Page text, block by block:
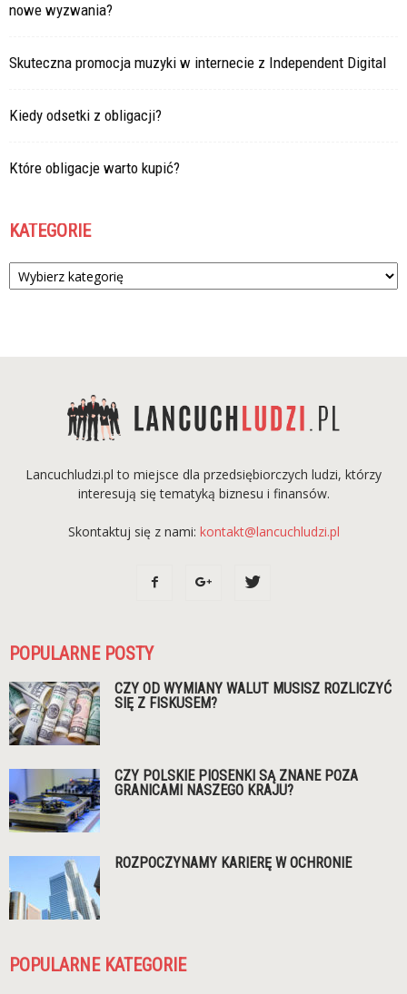
nowe wyzwania?
Skuteczna promocja muzyki w internecie z Independent Digital
Kiedy odsetki z obligacji?
Które obligacje warto kupić?
KATEGORIE
Kategorie
Lancuchludzi.pl to miejsce dla przedsiębiorczych ludzi, którzy
interesują się tematyką biznesu i finansów.
Skontaktuj się z nami: kontakt@lancuchludzi.pl
POPULARNE POSTY
CZY OD WYMIANY WALUT MUSISZ ROZLICZYĆ
SIĘ Z FISKUSEM?
CZY POLSKIE PIOSENKI SĄ ZNANE POZA
GRANICAMI NASZEGO KRAJU?
ROZPOCZYNAMY KARIERĘ W OCHRONIE
POPULARNE KATEGORIE